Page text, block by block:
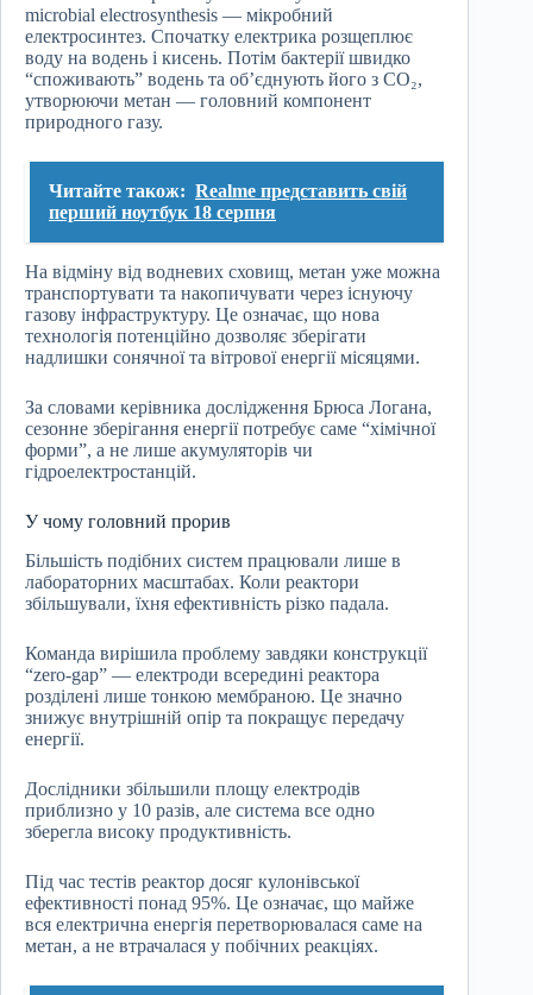
microbial electrosynthesis — мікробний
електросинтез. Спочатку електрика розщеплює
воду на водень і кисень. Потім бактерії швидко
“споживають” водень та об’єднують його з CO₂,
утворюючи метан — головний компонент
природного газу.
Читайте також: Realme представить свій
перший ноутбук 18 серпня
На відміну від водневих сховищ, метан уже можна
транспортувати та накопичувати через існуючу
газову інфраструктуру. Це означає, що нова
технологія потенційно дозволяє зберігати
надлишки сонячної та вітрової енергії місяцями.
За словами керівника дослідження Брюса Логана,
сезонне зберігання енергії потребує саме “хімічної
форми”, а не лише акумуляторів чи
гідроелектростанцій.
У чому головний прорив
Більшість подібних систем працювали лише в
лабораторних масштабах. Коли реактори
збільшували, їхня ефективність різко падала.
Команда вирішила проблему завдяки конструкції
“zero-gap” — електроди всередині реактора
розділені лише тонкою мембраною. Це значно
знижує внутрішній опір та покращує передачу
енергії.
Дослідники збільшили площу електродів
приблизно у 10 разів, але система все одно
зберегла високу продуктивність.
Під час тестів реактор досяг кулонівської
ефективності понад 95%. Це означає, що майже
вся електрична енергія перетворювалася саме на
метан, а не втрачалася у побічних реакціях.